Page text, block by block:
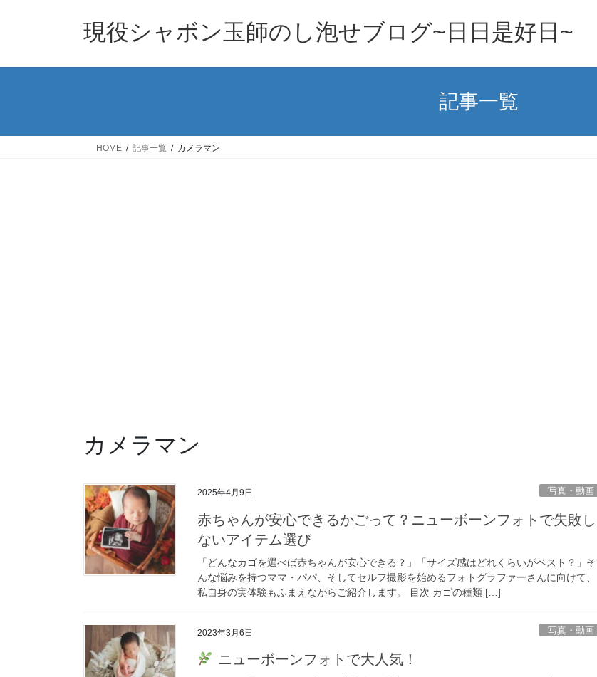
現役シャボン玉師のし泡せブログ~日日是好日~
記事一覧
HOME 記事一覧 カメラマン
カメラマン
2025年4月9日 写真・動画
赤ちゃんが安心できるかごって？ニューボーンフォトで失敗し
ないアイテム選び
「どんなカゴを選べば赤ちゃんが安心できる？」「サイズ感はどれくらいがベスト？」そ
んな悩みを持つママ・パパ、そしてセルフ撮影を始めるフォトグラファーさんに向けて、
私自身の実体験もふまえながらご紹介します。 目次 カゴの種類 […]
2023年3月6日 写真・動画
ニューボーンフォトで大人気！